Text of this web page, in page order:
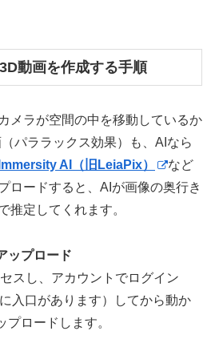
動画を作成する手順
メラが空間の中を移動しているか
パララックス効果）も、AIなら
Immersity AI（旧LeiaPix）
など
ロードすると、AIが画像の奥行き
推定してくれます。
ップロード
スし、アカウントでログイン
入口があります）してから動か
プロードします。